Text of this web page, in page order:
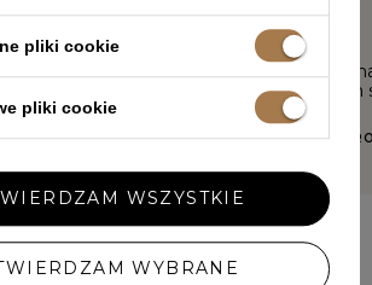
się na sylwetce,
i starannie
5/5
Moja
zawiodłam
piękna
ANETA,
pliki cookie
pliki cookie
WYBRANE
WSZYSTKIE